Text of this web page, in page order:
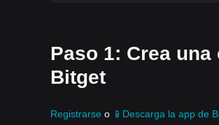
Paso 1: Crea
Bitget
Registrarse o 📱Descarga la app de